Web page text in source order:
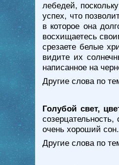
лебедей,
успех, что
в которое она
восхищаетесь
срезаете белые
видите их
написанное на
Другие слова по
Голубой свет,
очень хороший сон.
Другие слова по